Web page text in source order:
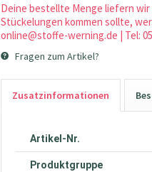
Deine bestellte Menge liefern wir
Stückelungen kommen sollte,
online@stoffe-werning.de | Tel:
Fragen zum Artikel?
Zusatzinformationen
Artikel-Nr.
Produktgruppe